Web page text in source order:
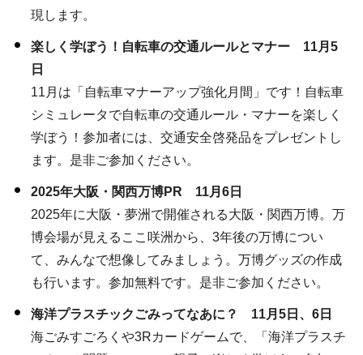
現します。
楽しく学ぼう！自転車の交通ルールとマナー 11月5
日
11月は「自転車マナーアップ強化月間」です！自転車
シミュレータで自転車の交通ルール・マナーを楽しく
学ぼう！参加者には、交通安全啓発品をプレゼントし
ます。是非ご参加ください。
2025年大阪・関西万博PR 11月6日
2025年に大阪・夢洲で開催される大阪・関西万博。万
博会場が見えるここ咲洲から、3年後の万博につい
て、みんなで想像してみましょう。万博グッズの作成
も行います。参加無料です。是非ご参加ください。
海洋プラスチックごみってなあに？ 11月5日、6日
海ごみすごろくや3Rカードゲームで、「海洋プラスチ